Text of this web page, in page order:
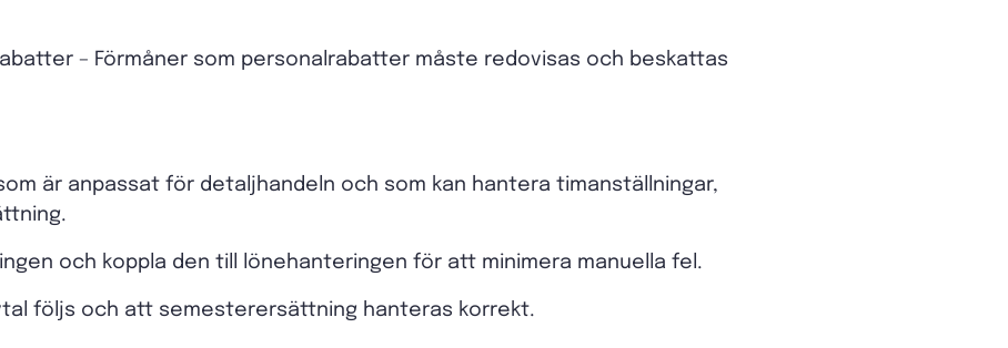
– Förmåner som personalrabatter måste redovisas och beskattas
är anpassat för detaljhandeln och som kan hantera timanställningar,
och koppla den till lönehanteringen för att minimera manuella fel.
följs och att semesterersättning hanteras korrekt.